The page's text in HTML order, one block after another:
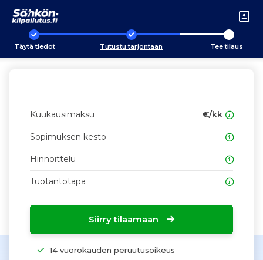
Täytä tiedot Tutustu tarjontaan Tee tilaus
Kuukausimaksu €/kk
Sopimuksen kesto
Hinnoittelu
Tuotantotapa
Siirry tilaamaan
14 vuorokauden peruutusoikeus